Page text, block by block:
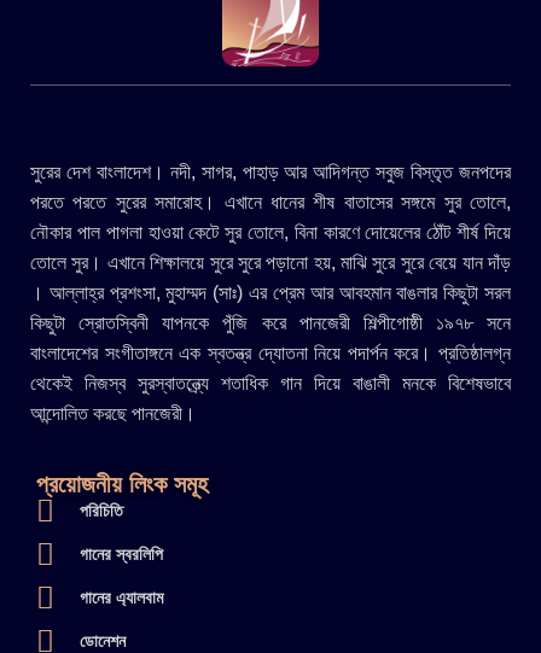
সুরের দেশ বাংলাদেশ। নদী, সাগর, পাহাড় আর আদিগন্ত সবুজ বিস্তৃত জনপদের
পরতে পরতে সুরের সমারোহ। এখানে ধানের শীষ বাতাসের সঙ্গমে সুর তোলে,
নৌকার পাল পাগলা হাওয়া কেটে সুর তোলে, বিনা কারণে দোয়েলের ঠোঁট শীর্ষ দিয়ে
তোলে সুর। এখানে শিক্ষালয়ে সুরে সুরে পড়ানো হয়, মাঝি সুরে সুরে বেয়ে যান দাঁড়
। আল্লাহ্র প্রশংসা, মুহাম্মদ (সাঃ) এর প্রেম আর আবহমান বাঙলার কিছুটা সরল
কিছুটা স্রোতস্বিনী যাপনকে পুঁজি করে পানজেরী শিল্পীগোষ্ঠী ১৯৭৮ সনে
বাংলাদেশের সংগীতাঙ্গনে এক স্বতন্ত্র দ্যোতনা নিয়ে পদার্পন করে। প্রতিষ্ঠালগ্ন
থেকেই নিজস্ব সুরস্বাতন্ত্র্যে শতাধিক গান দিয়ে বাঙালী মনকে বিশেষভাবে
আন্দোলিত করছে পানজেরী।
প্রয়োজনীয় লিংক সমূহ
পরিচিতি
গানের স্বরলিপি
গানের এ্যালবাম
ডোনেশন